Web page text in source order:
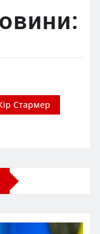
Стармер